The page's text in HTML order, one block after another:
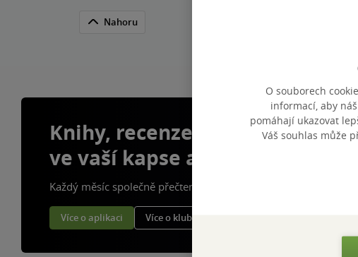
Nahoru
Knihy, recenze a klubové
ve vaší kapse a naší appce
Každý měsíc společně přečteme tisíce knih
Více o aplikaci Více o klubu
O souborech
informací, aby
pomáhají ukazovat
Váš souhlas může